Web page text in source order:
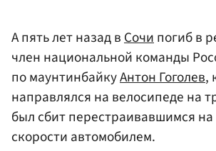
А пять лет назад вСочипогиб в
член национальной команды
по маунтинбайкуАнтон Гоголев,
направлялся на велосипеде на
был сбит перестраивавшимся
скорости автомобилем.